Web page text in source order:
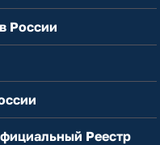
России
Реестр